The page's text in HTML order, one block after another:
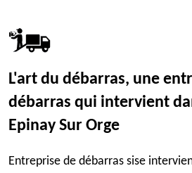
L'art du débarras, une
débarras qui intervient
Epinay Sur Orge
Entreprise de débarras sise